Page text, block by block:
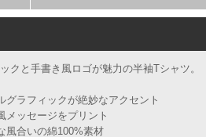
クと手書き風ロゴが魅力の半袖Tシャツ。
ラフィックが絶妙なアクセント
メッセージをプリント
風合いの綿100%素材